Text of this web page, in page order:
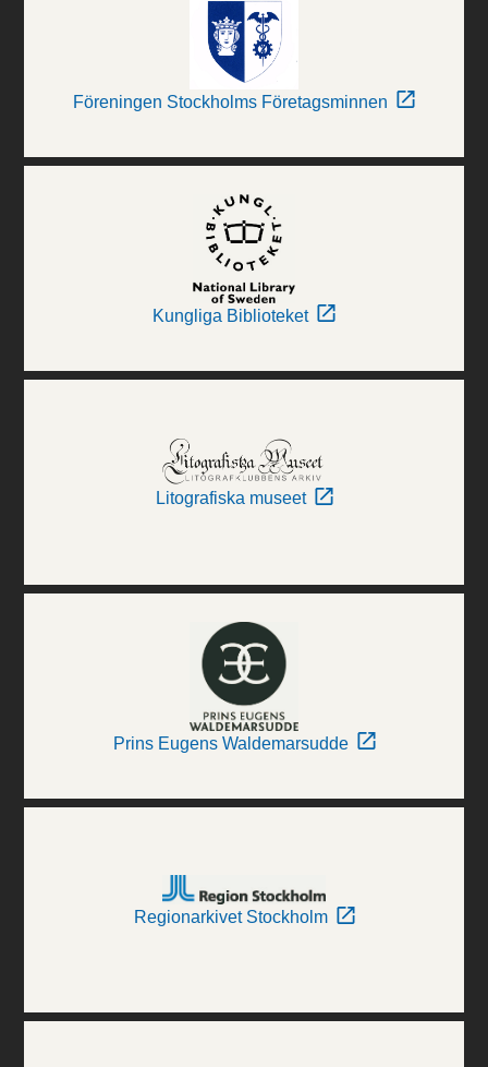
Föreningen Stockholms Företagsminnen
Kungliga Biblioteket
Litografiska museet
Prins Eugens Waldemarsudde
Regionarkivet Stockholm